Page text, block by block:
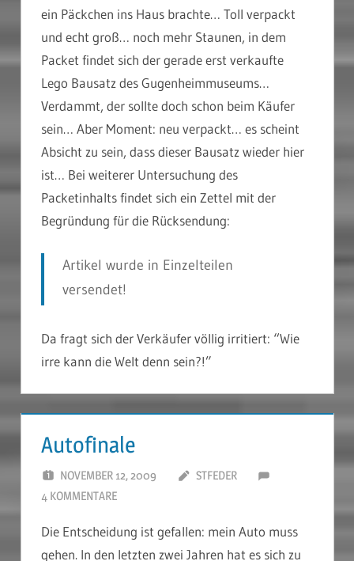
ein Päckchen ins Haus brachte… Toll verpackt
und echt groß… noch mehr Staunen, in dem
Packet findet sich der gerade erst verkaufte
Lego Bausatz des Gugenheimmuseums…
Verdammt, der sollte doch schon beim Käufer
sein… Aber Moment: neu verpackt… es scheint
Absicht zu sein, dass dieser Bausatz wieder hier
ist… Bei weiterer Untersuchung des
Packetinhalts findet sich ein Zettel mit der
Begründung für die Rücksendung:
Artikel wurde in Einzelteilen
versendet!
Da fragt sich der Verkäufer völlig irritiert: “Wie
irre kann die Welt denn sein?!”
Autofinale
NOVEMBER 12, 2009
STFEDER
4 KOMMENTARE
Die Entscheidung ist gefallen: mein Auto muss
gehen. In den letzten zwei Jahren hat es sich zu